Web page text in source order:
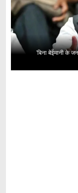
'बिना बेईमानी के